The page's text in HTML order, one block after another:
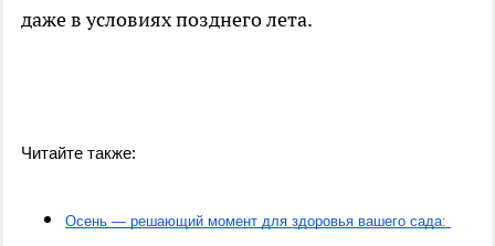
даже в условиях позднего лета.
Читайте также:
Осень — решающий момент для здоровья вашего сада: